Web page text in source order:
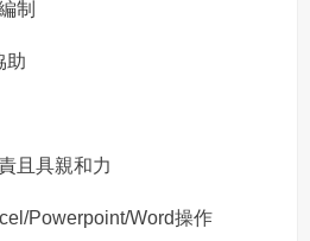
制
助
且具親和力
Powerpoint/Word操作